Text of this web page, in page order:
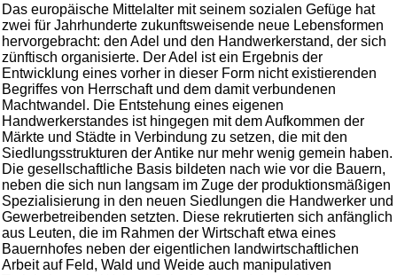
Das europäische Mittelalter mit seinem sozialen Gefüge hat
zwei für Jahrhunderte zukunftsweisende neue Lebensformen
hervorgebracht: den Adel und den Handwerkerstand, der sich
zünftisch organisierte. Der Adel ist ein Ergebnis der
Entwicklung eines vorher in dieser Form nicht existierenden
Begriffes von Herrschaft und dem damit verbundenen
Machtwandel. Die Entstehung eines eigenen
Handwerkerstandes ist hingegen mit dem Aufkommen der
Märkte und Städte in Verbindung zu setzen, die mit den
Siedlungsstrukturen der Antike nur mehr wenig gemein haben.
Die gesellschaftliche Basis bildeten nach wie vor die Bauern,
neben die sich nun langsam im Zuge der produktionsmäßigen
Spezialisierung in den neuen Siedlungen die Handwerker und
Gewerbetreibenden setzten. Diese rekrutierten sich anfänglich
aus Leuten, die im Rahmen der Wirtschaft etwa eines
Bauernhofes neben der eigentlichen landwirtschaftlichen
Arbeit auf Feld, Wald und Weide auch manipulativen